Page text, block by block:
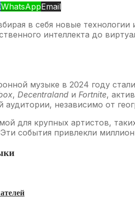
WhatsAppEmail
в себя новые
интеллекта до
музыке в 2024 году
, Decentraland и Fortnite,
независимо от
для крупных артистов,
события привлекли